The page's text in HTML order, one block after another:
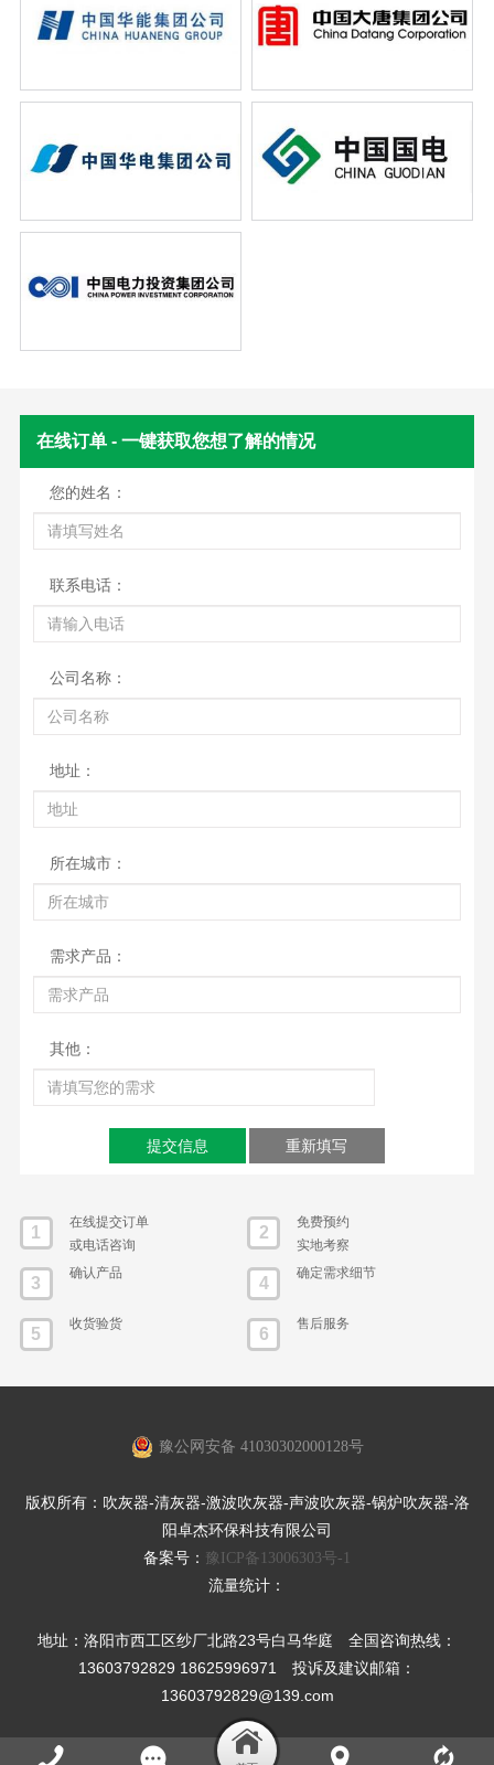
在线订单 - 一键获取您想了解的情况
您的姓名：
联系电话：
公司名称：
地址：
所在城市：
需求产品：
其他：
提交信息 重新填写
1
在线提交订单
或电话咨询
2
免费预约
实地考察
3
确认产品
4
确定需求细节
5
收货验货
6
售后服务
豫公网安备 41030302000128号
版权所有：吹灰器-清灰器-激波吹灰器-声波吹灰器-锅炉吹灰器-洛
阳卓杰环保科技有限公司
备案号： 豫ICP备13006303号-1
流量统计：
地址：洛阳市西工区纱厂北路23号白马华庭 全国咨询热线：
13603792829 18625996971 投诉及建议邮箱：
13603792829@139.com